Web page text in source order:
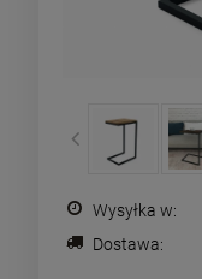
Wysyłka w:
Dostawa:
Cena nie